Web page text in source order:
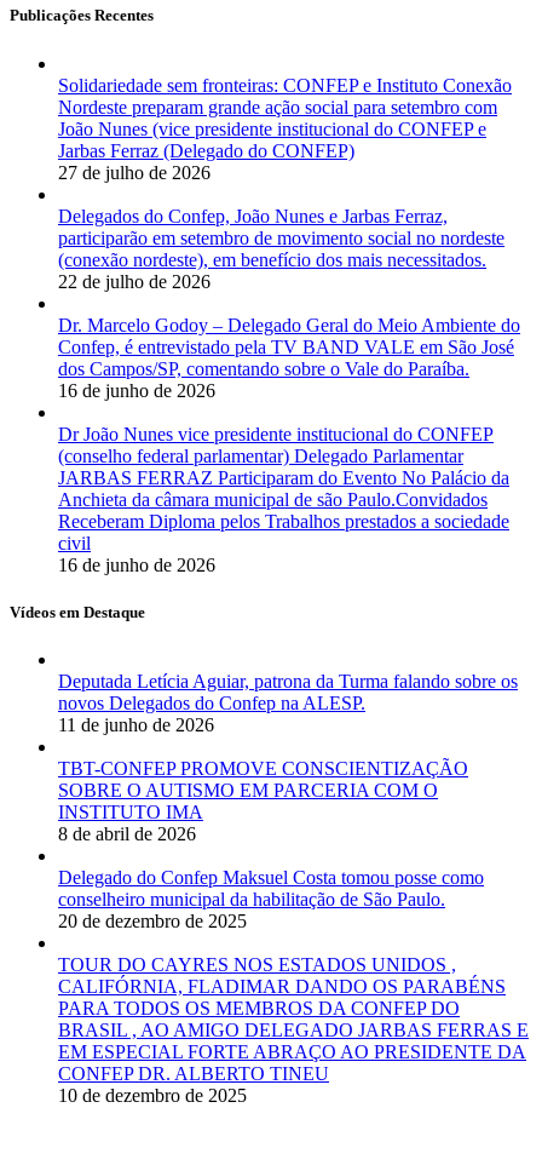
Publicações Recentes
Solidariedade sem fronteiras: CONFEP e Instituto Conexão
Nordeste preparam grande ação social para setembro com
João Nunes (vice presidente institucional do CONFEP e
Jarbas Ferraz (Delegado do CONFEP)
27 de julho de 2026
Delegados do Confep, João Nunes e Jarbas Ferraz,
participarão em setembro de movimento social no nordeste
(conexão nordeste), em benefício dos mais necessitados.
22 de julho de 2026
Dr. Marcelo Godoy – Delegado Geral do Meio Ambiente do
Confep, é entrevistado pela TV BAND VALE em São José
dos Campos/SP, comentando sobre o Vale do Paraíba.
16 de junho de 2026
Dr João Nunes vice presidente institucional do CONFEP
(conselho federal parlamentar) Delegado Parlamentar
JARBAS FERRAZ Participaram do Evento No Palácio da
Anchieta da câmara municipal de são Paulo.Convidados
Receberam Diploma pelos Trabalhos prestados a sociedade
civil
16 de junho de 2026
Vídeos em Destaque
Deputada Letícia Aguiar, patrona da Turma falando sobre os
novos Delegados do Confep na ALESP.
11 de junho de 2026
TBT-CONFEP PROMOVE CONSCIENTIZAÇÃO
SOBRE O AUTISMO EM PARCERIA COM O
INSTITUTO IMA
8 de abril de 2026
Delegado do Confep Maksuel Costa tomou posse como
conselheiro municipal da habilitação de São Paulo.
20 de dezembro de 2025
TOUR DO CAYRES NOS ESTADOS UNIDOS ,
CALIFÓRNIA, FLADIMAR DANDO OS PARABÉNS
PARA TODOS OS MEMBROS DA CONFEP DO
BRASIL , AO AMIGO DELEGADO JARBAS FERRAS E
EM ESPECIAL FORTE ABRAÇO AO PRESIDENTE DA
CONFEP DR. ALBERTO TINEU
10 de dezembro de 2025